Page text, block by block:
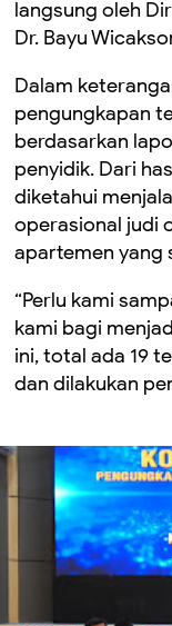
langsung oleh
Dr. Bayu
Dalam
pengungkapan
berdasarkan
penyidik. Dari
diketahui
operasional judi
apartemen yang
“Perlu kami
kami bagi
ini, total ada 19
dan dilakukan